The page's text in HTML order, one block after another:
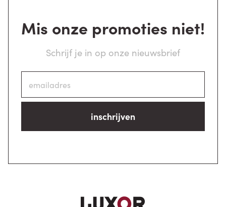
Mis onze promoties niet!
Schrijf je in op onze nieuwsbrief
inschrijven